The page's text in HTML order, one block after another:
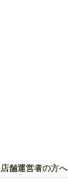
店舗運営者の方へ